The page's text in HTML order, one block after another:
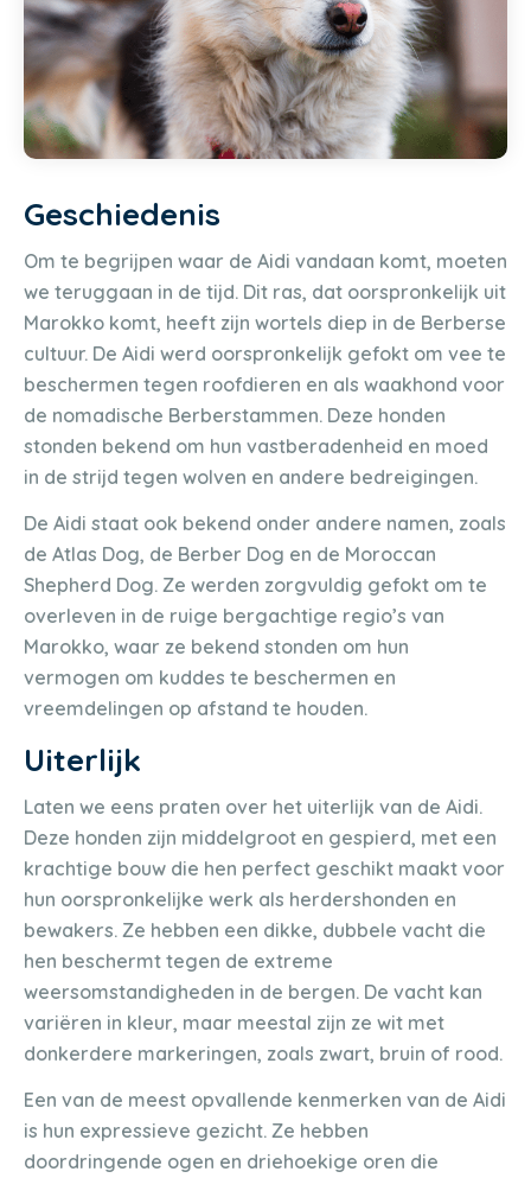
Geschiedenis
Om te begrijpen waar de Aidi vandaan komt, moeten
we teruggaan in de tijd. Dit ras, dat oorspronkelijk uit
Marokko komt, heeft zijn wortels diep in de Berberse
cultuur. De Aidi werd oorspronkelijk gefokt om vee te
beschermen tegen roofdieren en als waakhond voor
de nomadische Berberstammen. Deze honden
stonden bekend om hun vastberadenheid en moed
in de strijd tegen wolven en andere bedreigingen.
De Aidi staat ook bekend onder andere namen, zoals
de Atlas Dog, de Berber Dog en de Moroccan
Shepherd Dog. Ze werden zorgvuldig gefokt om te
overleven in de ruige bergachtige regio’s van
Marokko, waar ze bekend stonden om hun
vermogen om kuddes te beschermen en
vreemdelingen op afstand te houden.
Uiterlijk
Laten we eens praten over het uiterlijk van de Aidi.
Deze honden zijn middelgroot en gespierd, met een
krachtige bouw die hen perfect geschikt maakt voor
hun oorspronkelijke werk als herdershonden en
bewakers. Ze hebben een dikke, dubbele vacht die
hen beschermt tegen de extreme
weersomstandigheden in de bergen. De vacht kan
variëren in kleur, maar meestal zijn ze wit met
donkerdere markeringen, zoals zwart, bruin of rood.
Een van de meest opvallende kenmerken van de Aidi
is hun expressieve gezicht. Ze hebben
doordringende ogen en driehoekige oren die